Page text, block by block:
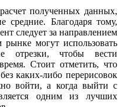
полученных данных,
средние. Благодаря тому,
следует за направлением
могут использовать
отрезки, чтобы вести
Стоит отметить, что
каких-либо перерисовок
войти, а когда выйти с
одним из лучших